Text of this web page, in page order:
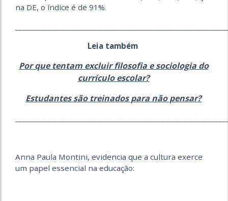
na DE, o índice é de 91%.
Leia também
Por que tentam excluir filosofia e sociologia do
currículo escolar?
Estudantes são treinados para não pensar?
Anna Paula Montini, evidencia que a cultura exerce
um papel essencial na educação: